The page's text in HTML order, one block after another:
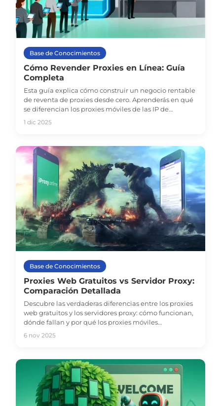
Base de Conocimientos
Cómo Revender Proxies en Línea: Guía
Completa
Esta guía explica cómo construir un negocio rentable
de reventa de proxies desde cero. Aprenderás en qué
se diferencian los proxies móviles de las IP de
datacenter, dónde venderlos, cómo fijar precios y qué
1 dic 2025
Base de Conocimientos
Proxies Web Gratuitos vs Servidor Proxy:
Comparación Detallada
Descubre las verdaderas diferencias entre los proxies
web gratuitos y los servidores proxy: cómo funcionan,
dónde fallan y por qué los proxies móviles
gestionados como iProxy ofrecen mejor velocidad,
6 nov 2025